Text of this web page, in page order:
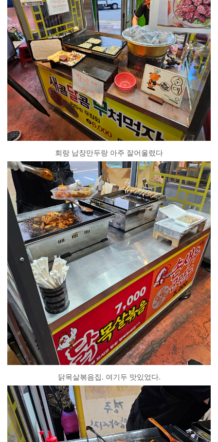
회랑 납장만두랑 아주 잘어울렸다
닭목살볶음집. 여기두 맛있었다.